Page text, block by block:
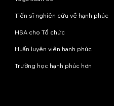
Tiến sĩ nghiên cứu về hạnh phúc
HSA cho Tổ chức
Huấn luyện viên hạnh phúc
Trường học hạnh phúc hơn